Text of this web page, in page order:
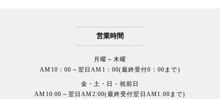
営業時間
月曜～木曜
AM10：00～翌日AM1：00(最終受付0：00まで)
金・土・日・祝前日
AM10:00～翌日AM2:00(最終受付翌日AM1:00まで)